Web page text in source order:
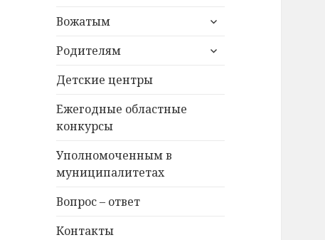
Вожатым
раскрыть
меню
Родителям
раскрыть
Детские центры
Ежегодные областные
конкурсы
Уполномоченным в
муниципалитетах
Вопрос – ответ
Контакты